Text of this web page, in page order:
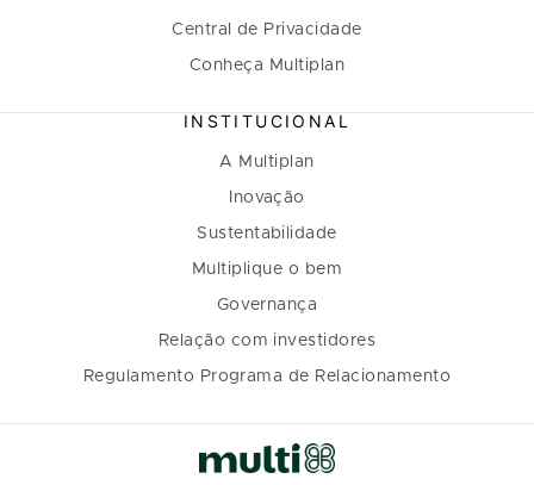
Central de Privacidade
Conheça Multiplan
INSTITUCIONAL
A Multiplan
Inovação
Sustentabilidade
Multiplique o bem
Governança
Relação com investidores
Regulamento Programa de Relacionamento